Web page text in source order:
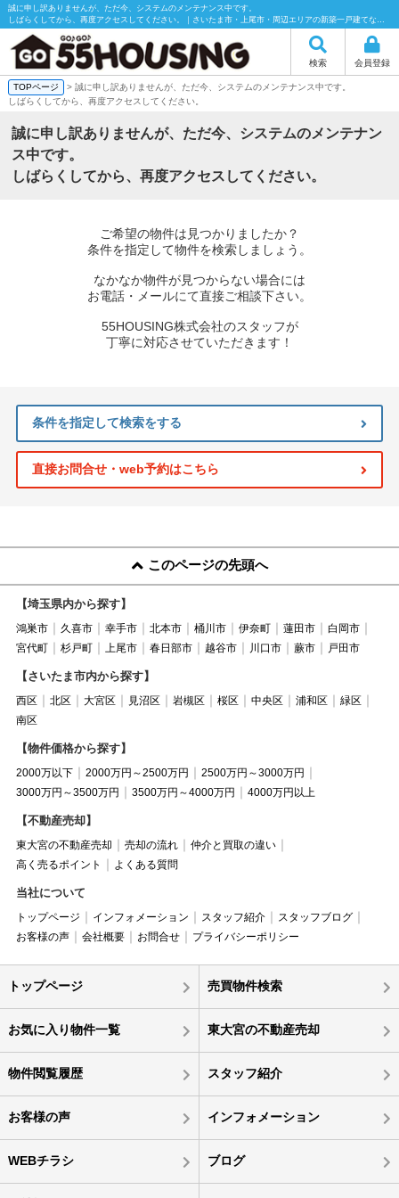
誠に申し訳ありませんが、ただ今、システムのメンテナンス中です。
しばらくしてから、再度アクセスしてください。｜さいたま市・上尾市・周辺エリアの新築一戸建てなら55HOUSING（55ハウジング）にお任せください！
検索 会員登録
TOPページ
> 誠に申し訳ありませんが、ただ今、システムのメンテナンス中です。
しばらくしてから、再度アクセスしてください。
誠に申し訳ありませんが、ただ今、システムのメンテナン
ス中です。
しばらくしてから、再度アクセスしてください。
ご希望の物件は見つかりましたか？
条件を指定して物件を検索しましょう。
なかなか物件が見つからない場合には
お電話・メールにて直接ご相談下さい。
55HOUSING株式会社のスタッフが
丁寧に対応させていただきます！
条件を指定して検索をする
直接お問合せ・web予約はこちら
このページの先頭へ
【埼玉県内から探す】
鴻巣市 久喜市 幸手市 北本市 桶川市 伊奈町 蓮田市
白岡市
宮代町
杉戸町 上尾市 春日部市 越谷市 川口市 蕨市 戸田市
【さいたま市内から探す】
西区 北区 大宮区 見沼区 岩槻区 桜区 中央区 浦和区
緑区
南区
【物件価格から探す】
2000万以下 2000万円～2500万円
2500万円～3000万円
3000万円～3500万円
3500万円～4000万円 4000万円以上
【不動産売却】
東大宮の不動産売却 売却の流れ
仲介と買取の違い
高く売るポイント
よくある質問
当社について
トップページ インフォメーション スタッフ紹介
スタッフブログ
お客様の声
会社概要 お問合せ プライバシーポリシー
トップページ 売買物件検索
お気に入り物件一覧 東大宮の不動産売却
物件閲覧履歴 スタッフ紹介
お客様の声 インフォメーション
WEBチラシ ブログ